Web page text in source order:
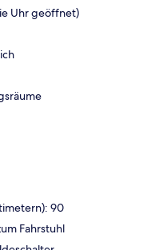
Uhr geöffnet)
90
Fahrstuhl